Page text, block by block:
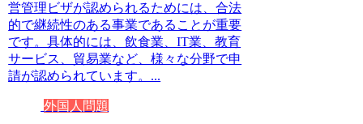
営管理ビザが認められるためには、合法
的で継続性のある事業であることが重要
です。具体的には、飲食業、IT業、教育
サービス、貿易業など、様々な分野で申
請が認められています。...
外国人問題